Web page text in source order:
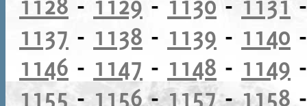
1137 - 1138 - 1139 - 1140
1146 - 1147 - 1148 - 1149
1155- 1156-1157-1158